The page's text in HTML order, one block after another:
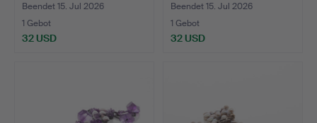
Beendet 15. Jul 2026
1 Gebot
32 USD
Beendet 15. Jul 2026
1 Gebot
32 USD